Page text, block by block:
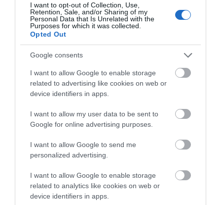
I want to opt-out of Collection, Use,
Retention, Sale, and/or Sharing of my
Personal Data that Is Unrelated with the
Purposes for which it was collected.
Opted Out
Google consents
I want to allow Google to enable storage
related to advertising like cookies on web or
device identifiers in apps.
I want to allow my user data to be sent to
Google for online advertising purposes.
I want to allow Google to send me
personalized advertising.
I want to allow Google to enable storage
related to analytics like cookies on web or
device identifiers in apps.
Εύβοια: Αυτός είναι ο 36χρονος
επιχειρηματίας πού έχασε την
ζωή του
καρδιακό επεισόδιο ενώ οδηγούσε
07.08.2026 | 17:00
Ράγισαν καρδιές στην
Εύβοια: Το τελευταίο
«αντίο» στον 36χρονο
επιχειρηματία
Αυτός ο δήμος της
Εύβοιας πάει στα
ανεμογεννήτριες